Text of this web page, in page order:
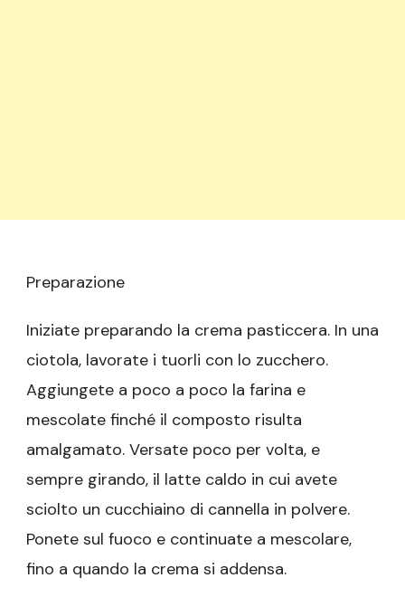
Preparazione
Iniziate preparando la crema pasticcera. In una
ciotola, lavorate i tuorli con lo zucchero.
Aggiungete a poco a poco la farina e
mescolate finché il composto risulta
amalgamato. Versate poco per volta, e
sempre girando, il latte caldo in cui avete
sciolto un cucchiaino di cannella in polvere.
Ponete sul fuoco e continuate a mescolare,
fino a quando la crema si addensa.